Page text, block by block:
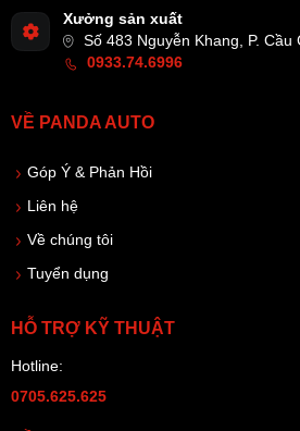
Xưởng sản xuất
Số 483 Nguyễn Khang, P. Cầu
0933.74.6996
VỀ PANDA AUTO
Góp Ý & Phản Hồi
Liên hệ
Về chúng tôi
Tuyển dụng
HỖ TRỢ KỸ THUẬT
Hotline:
0705.625.625